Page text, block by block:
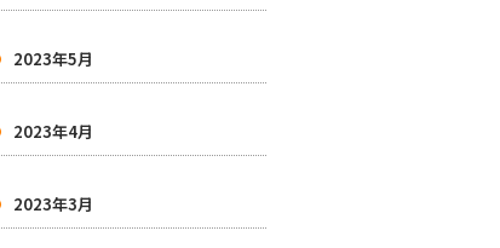
2023年5月
2023年4月
2023年3月